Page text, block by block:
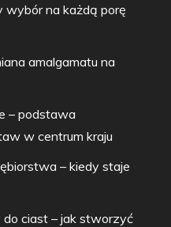
wybór na każdą porę
amalgamatu na
– podstawa
w centrum kraju
– kiedy staje
do ciast – jak stworzyć